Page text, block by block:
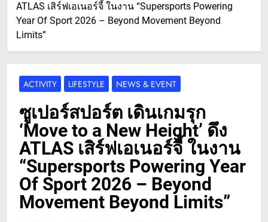
ATLAS เสิร์ฟเอเนอร์จี้ ในงาน “Supersports Powering
Year Of Sport 2026 – Beyond Movement Beyond
Limits”
ACTIVITY LIFESTYLE NEWS & EVENT
ซูเปอร์สปอร์ต เดินเกมรุก
‘Move to a New Height’ ดึง
ATLAS เสิร์ฟเอเนอร์จี้ ในงาน
“Supersports Powering Year
Of Sport 2026 – Beyond
Movement Beyond Limits”